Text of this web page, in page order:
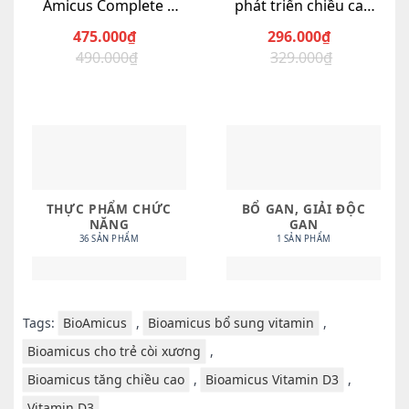
Amicus Complete –
cấp 10 chủng lợi
khuẩn-
490.000₫
Giá
475.000₫
Giá
phát triển chiều cao
329.000₫
Giá
296.000₫
Giá
THỰC PHẨM CHỨC
NĂNG
36 SẢN PHẨM
BỔ GAN, GIẢI ĐỘC
GAN
1 SẢN PHẨM
Tags: BioAmicus , Bioamicus bổ sung vitamin
,
Bioamicus cho trẻ còi xương
,
Bioamicus tăng chiều cao , Bioamicus Vitamin D3 ,